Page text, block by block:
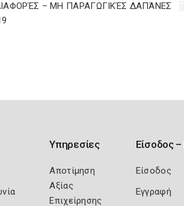
– ΜΗ ΠΑΡΑΓΩΓΙΚΈΣ ΔΑΠΆΝΕΣ
Υπηρεσίες
Αποτίμηση
Αξίας
Επιχείρησης
Είσοδος
Είσοδος
Εγγραφή